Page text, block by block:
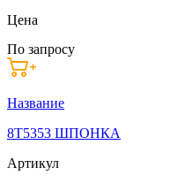
Цена
По запросу
Название
8T5353 ШПОНКА
Артикул